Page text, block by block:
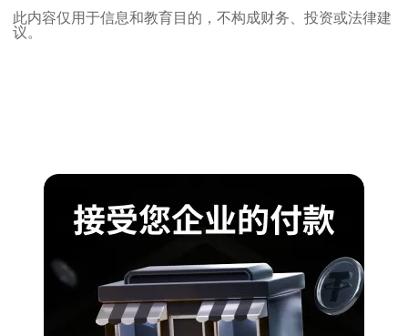
此内容仅用于信息和教育目的，不构成财务、投资或法律建
议。